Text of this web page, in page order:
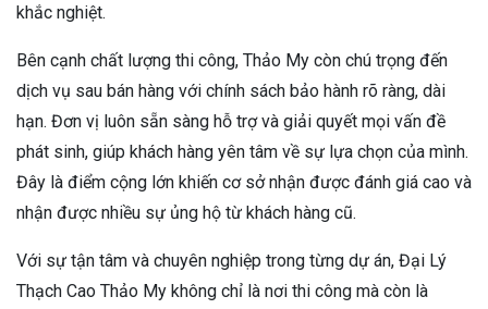
khắc nghiệt.
Bên cạnh chất lượng thi công, Thảo My còn chú trọng đến
dịch vụ sau bán hàng với chính sách bảo hành rõ ràng, dài
hạn. Đơn vị luôn sẵn sàng hỗ trợ và giải quyết mọi vấn đề
phát sinh, giúp khách hàng yên tâm về sự lựa chọn của mình.
Đây là điểm cộng lớn khiến cơ sở nhận được đánh giá cao và
nhận được nhiều sự ủng hộ từ khách hàng cũ.
Với sự tận tâm và chuyên nghiệp trong từng dự án, Đại Lý
Thạch Cao Thảo My không chỉ là nơi thi công mà còn là